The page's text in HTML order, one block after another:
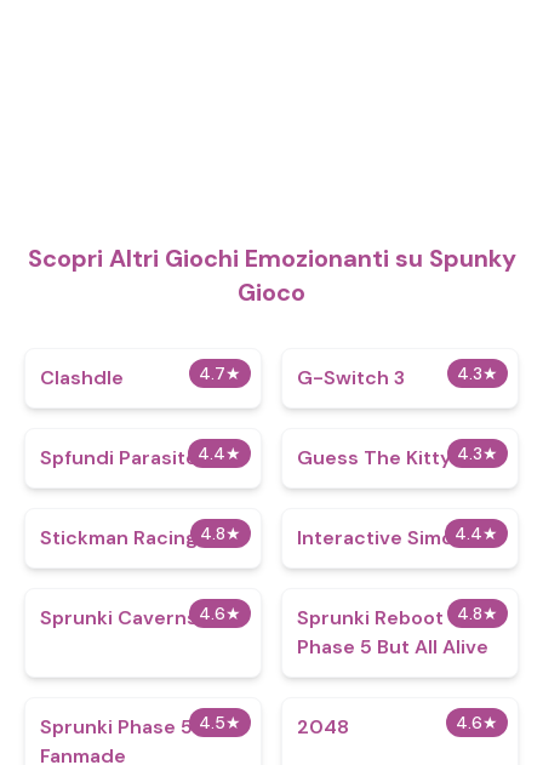
Scopri Altri Giochi Emozionanti su Spunky
Gioco
4.7★
Clashdle 4.3★
G-Switch 3
4.4★
Spfundi Parasite 4.3★
Guess The Kitty
4.8★
Stickman Racing 4.4★
Interactive Simon
4.6★
Sprunki Caverns 4.8★
Sprunki Reboot
Phase 5 But All Alive
4.5★
Sprunki Phase 5
Fanmade
4.6★
2048